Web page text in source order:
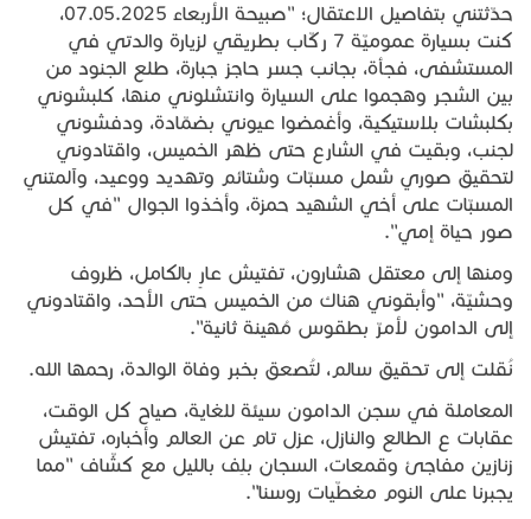
حدّثتني بتفاصيل الاعتقال؛ "صبيحة الأربعاء 07.05.2025،
كنت بسيارة عموميّة 7 ركّاب بطريقي لزيارة والدتي في
المستشفى، فجأة، بجانب جسر حاجز جبارة، طلع الجنود من
بين الشجر وهجموا على السيارة وانتشلوني منها، كلبشوني
بكلبشات بلاستيكية، وأغمضوا عيوني بضمّادة، ودفشوني
لجنب، وبقيت في الشارع حتى ظهر الخميس، واقتادوني
لتحقيق صوري شمل مسبّات وشتائم وتهديد ووعيد، وآلمتني
المسبّات على أخي الشهيد حمزة، وأخذوا الجوال "في كل
صور حياة إمي".
ومنها إلى معتقل هشارون، تفتيش عارٍ بالكامل، ظروف
وحشيّة، "وأبقوني هناك من الخميس حتى الأحد، واقتادوني
إلى الدامون لأمرّ بطقوس مُهينة ثانية".
نُقلت إلى تحقيق سالم، لتُصعق بخبر وفاة الوالدة، رحمها الله.
المعاملة في سجن الدامون سيئة للغاية، صياح كل الوقت،
عقابات ع الطالع والنازل، عزل تام عن العالم وأخباره، تفتيش
زنازين مفاجئ وقمعات، السجان بلِف بالليل مع كشّاف "مما
يجبرنا على النوم مغطّيات روسنا".